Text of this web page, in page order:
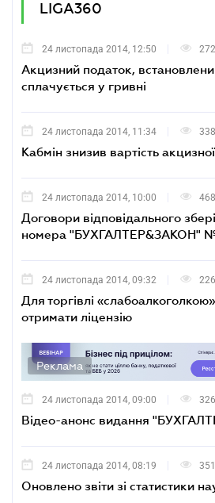
LIGA360
24 листопада 2014, 12:50 272
Акцизний податок,
сплачується у гривні
24 листопада 2014, 11:34 338
Кабмін знизив вартість
24 листопада 2014, 10:00 468
Договори відповідального
номера "БУХГАЛТЕР&ЗАКОН"
24 листопада 2014, 09:32 226
Для торгівлі
отримати ліцензію
Реклама
24 листопада 2014, 09:00 326
Відео-анонс видання
24 листопада 2014, 08:19 351
Оновлено звіти зі статистики